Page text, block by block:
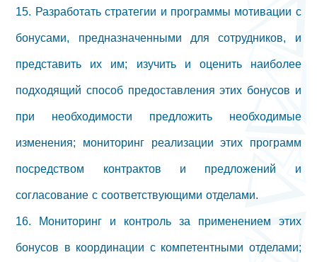
15. Разработать стратегии и программы мотивации с
бонусами, предназначенными для сотрудников, и
представить их им; изучить и оценить наиболее
подходящий способ предоставления этих бонусов и
при необходимости предложить необходимые
изменения; мониторинг реализации этих программ
посредством контрактов и предложений и
согласование с соответствующими отделами.
16. Мониторинг и контроль за применением этих
бонусов в координации с компетентными отделами;